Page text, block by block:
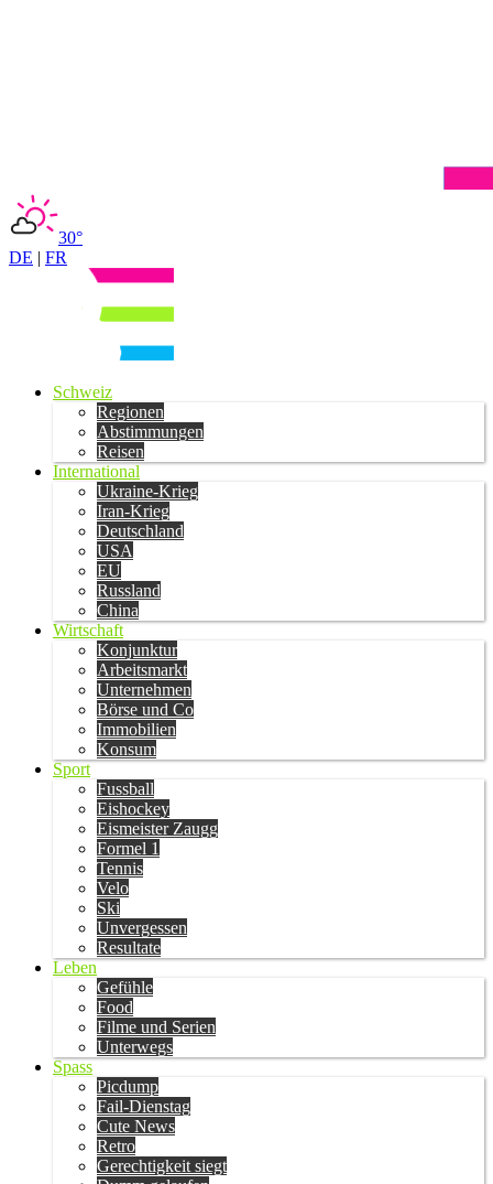
30°
DE | FR
Schweiz
Regionen
Abstimmungen
Reisen
International
Ukraine-Krieg
Iran-Krieg
Deutschland
USA
EU
Russland
China
Wirtschaft
Konjunktur
Arbeitsmarkt
Unternehmen
Börse und Co
Immobilien
Konsum
Sport
Fussball
Eishockey
Eismeister Zaugg
Formel 1
Tennis
Velo
Ski
Unvergessen
Resultate
Leben
Gefühle
Food
Filme und Serien
Unterwegs
Spass
Picdump
Fail-Dienstag
Cute News
Retro
Gerechtigkeit siegt